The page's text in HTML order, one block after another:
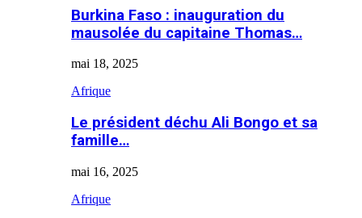
Burkina Faso : inauguration du
mausolée du capitaine Thomas…
mai 18, 2025
Afrique
Le président déchu Ali Bongo et sa
famille…
mai 16, 2025
Afrique